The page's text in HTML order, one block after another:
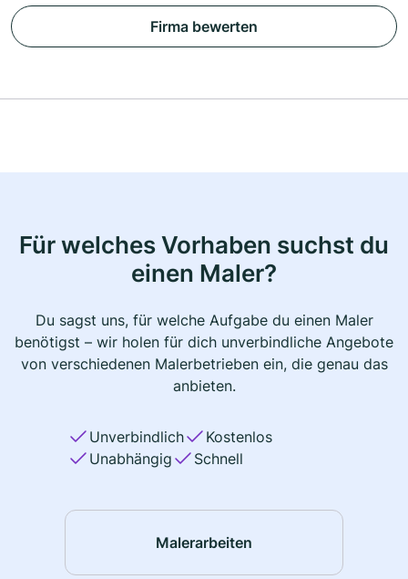
Firma bewerten
Für welches Vorhaben suchst du
einen Maler?
Du sagst uns, für welche Aufgabe du einen Maler
benötigst – wir holen für dich unverbindliche Angebote
von verschiedenen Malerbetrieben ein, die genau das
anbieten.
Unverbindlich
Kostenlos
Unabhängig
Schnell
Malerarbeiten